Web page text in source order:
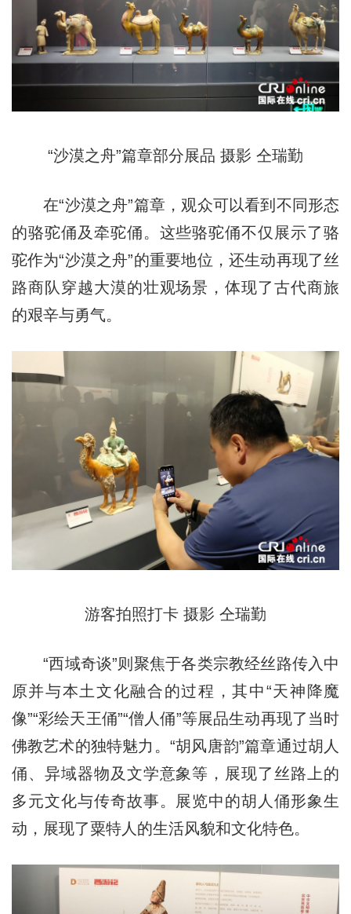
“沙漠之舟”篇章部分展品 摄影 仝瑞勤
在“沙漠之舟”篇章，观众可以看到不同形态
的骆驼俑及牵驼俑。这些骆驼俑不仅展示了骆
驼作为“沙漠之舟”的重要地位，还生动再现了丝
路商队穿越大漠的壮观场景，体现了古代商旅
的艰辛与勇气。
游客拍照打卡 摄影 仝瑞勤
“西域奇谈”则聚焦于各类宗教经丝路传入中
原并与本土文化融合的过程，其中“天神降魔
像”“彩绘天王俑”“僧人俑”等展品生动再现了当时
佛教艺术的独特魅力。“胡风唐韵”篇章通过胡人
俑、异域器物及文学意象等，展现了丝路上的
多元文化与传奇故事。展览中的胡人俑形象生
动，展现了粟特人的生活风貌和文化特色。